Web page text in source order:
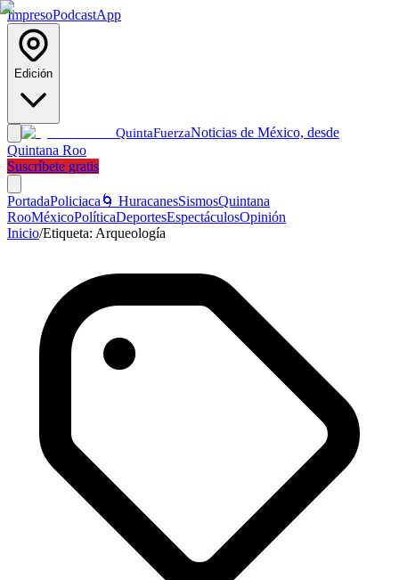
ImpresoPodcastApp
Edición
QuintaFuerzaNoticias de México, desde
Quintana Roo
Suscríbete gratis
PortadaPoliciaca 🌀 HuracanesSismosQuintana
RooMéxicoPolíticaDeportesEspectáculosOpinión
Inicio/Etiqueta: Arqueología